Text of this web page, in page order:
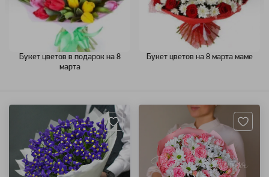
Букет цветов в подарок на 8
марта
Букет цветов на 8 марта маме